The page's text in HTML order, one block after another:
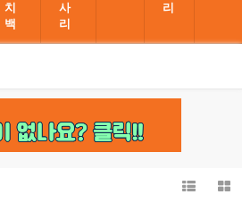
치
백
사
리
리